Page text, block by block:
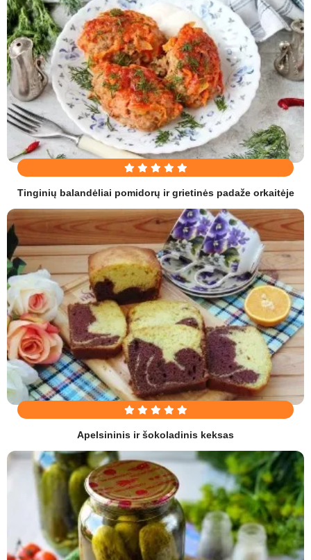
Tinginių balandėliai pomidorų ir grietinės padaže orkaitėje
Apelsininis ir šokoladinis keksas